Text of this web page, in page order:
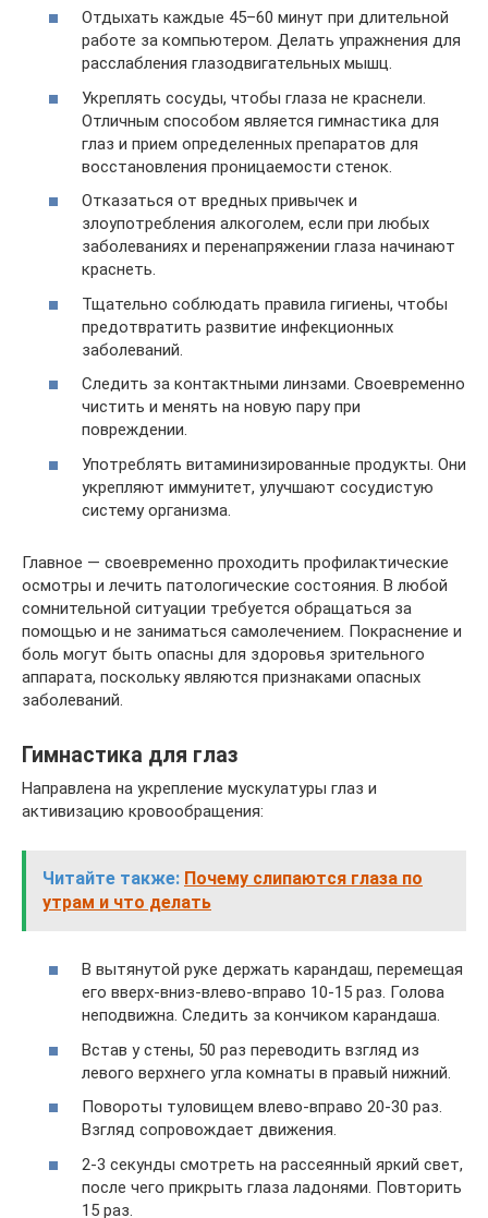
Отдыхать каждые 45–60 минут при длительной
работе за компьютером. Делать упражнения для
расслабления глазодвигательных мышц.
Укреплять сосуды, чтобы глаза не краснели.
Отличным способом является гимнастика для
глаз и прием определенных препаратов для
восстановления проницаемости стенок.
Отказаться от вредных привычек и
злоупотребления алкоголем, если при любых
заболеваниях и перенапряжении глаза начинают
краснеть.
Тщательно соблюдать правила гигиены, чтобы
предотвратить развитие инфекционных
заболеваний.
Следить за контактными линзами. Своевременно
чистить и менять на новую пару при
повреждении.
Употреблять витаминизированные продукты. Они
укрепляют иммунитет, улучшают сосудистую
систему организма.
Главное — своевременно проходить профилактические
осмотры и лечить патологические состояния. В любой
сомнительной ситуации требуется обращаться за
помощью и не заниматься самолечением. Покраснение и
боль могут быть опасны для здоровья зрительного
аппарата, поскольку являются признаками опасных
заболеваний.
Гимнастика для глаз
Направлена на укрепление мускулатуры глаз и
активизацию кровообращения:
Читайте также: Почему слипаются глаза по
утрам и что делать
В вытянутой руке держать карандаш, перемещая
его вверх-вниз-влево-вправо 10-15 раз. Голова
неподвижна. Следить за кончиком карандаша.
Встав у стены, 50 раз переводить взгляд из
левого верхнего угла комнаты в правый нижний.
Повороты туловищем влево-вправо 20-30 раз.
Взгляд сопровождает движения.
2-3 секунды смотреть на рассеянный яркий свет,
после чего прикрыть глаза ладонями. Повторить
15 раз.